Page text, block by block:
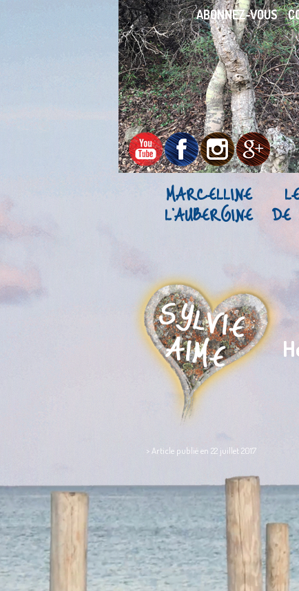
ABONNEZ-VOUS
MARCELLINE
L’AUBERGINE DE
> Article publié en 22 juillet 2017